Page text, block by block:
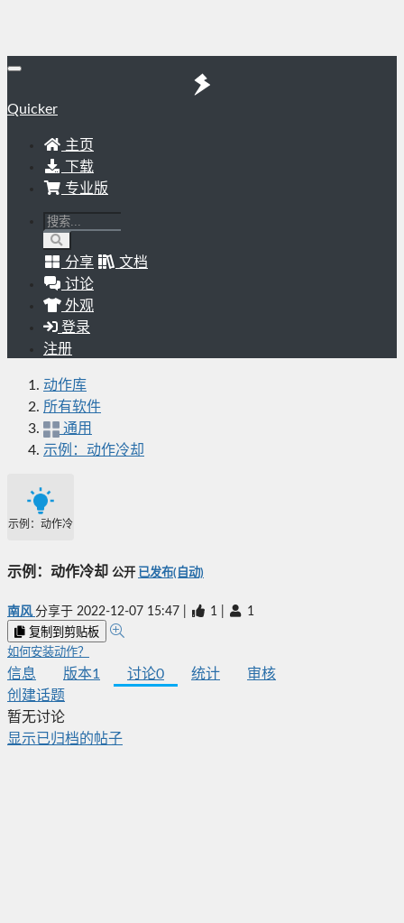
Quicker
主页
下载
专业版
分享
文档
讨论
外观
登录
注册
动作库
所有软件
通用
示例：动作冷却
示例：动作冷却
示例：动作冷却 公开 已发布(自动)
南风 分享于 2022-12-07 15:47 1 1
复制到剪贴板
如何安装动作？
信息 版本1 讨论0 统计
审核
创建话题
暂无讨论
显示已归档的帖子